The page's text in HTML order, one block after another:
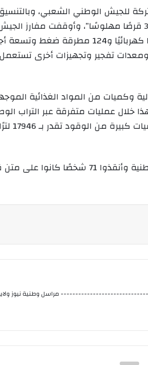
للجيش الوطني الشعبي،
64 تاجر مخدرات وضبطت 18.5 كيلوغرامًا من الكيف المعالج و323613
تفجير وتجهيزات أخرى
المشروبات، وهذا خلال عمليات متفرقة
كما أحبط حراس السواحل “محاولات هجرة غير شرعية
مراسل وطنية نيوز